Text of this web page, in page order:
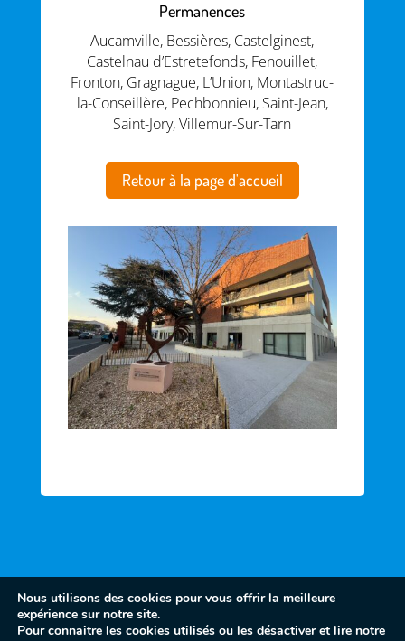
Permanences
Aucamville, Bessières, Castelginest,
Castelnau d’Estretefonds, Fenouillet,
Fronton, Gragnague, L’Union, Montastruc-
la-Conseillère, Pechbonnieu, Saint-Jean,
Saint-Jory, Villemur-Sur-Tarn
Retour à la page d'accueil
Nous utilisons des cookies pour vous offrir la meilleure
expérience sur notre site.
Pour connaitre les cookies utilisés ou les désactiver et lire notre